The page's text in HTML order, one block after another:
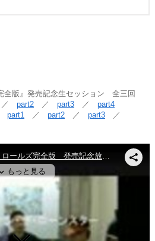
版』発売記念生セッション 全三回
part2 ／part3 ／part4
part1 ／part2 ／part3 ／